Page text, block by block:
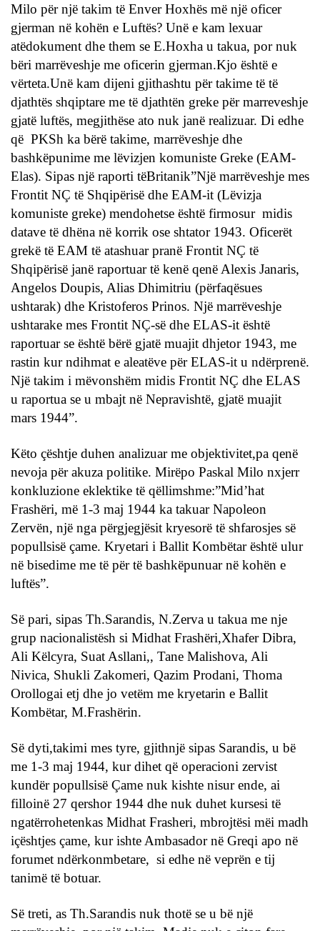
Milo për një takim të Enver Hoxhës më një oficer
gjerman në kohën e Luftës? Unë e kam lexuar
atëdokument dhe them se E.Hoxha u takua, por nuk
bëri marrëveshje me oficerin gjerman.Kjo është e
vërteta.Unë kam dijeni gjithashtu për takime të të
djathtës shqiptare me të djathtën greke për marreveshje
gjatë luftës, megjithëse ato nuk janë realizuar. Di edhe
që PKSh ka bërë takime, marrëveshje dhe
bashkëpunime me lëvizjen komuniste Greke (EAM-
Elas). Sipas një raporti tëBritanik”Një marrëveshje mes
Frontit NÇ të Shqipërisë dhe EAM-it (Lëvizja
komuniste greke) mendohetse është firmosur midis
datave të dhëna në korrik ose shtator 1943. Oficerët
grekë të EAM të atashuar pranë Frontit NÇ të
Shqipërisë janë raportuar të kenë qenë Alexis Janaris,
Angelos Doupis, Alias Dhimitriu (përfaqësues
ushtarak) dhe Kristoferos Prinos. Një marrëveshje
ushtarake mes Frontit NÇ-së dhe ELAS-it është
raportuar se është bërë gjatë muajit dhjetor 1943, me
rastin kur ndihmat e aleatëve për ELAS-it u ndërprenë.
Një takim i mëvonshëm midis Frontit NÇ dhe ELAS
u raportua se u mbajt në Nepravishtë, gjatë muajit
mars 1944”.
Këto çështje duhen analizuar me objektivitet,pa qenë
nevoja për akuza politike. Mirëpo Paskal Milo nxjerr
konkluzione eklektike të qëllimshme:”Mid’hat
Frashëri, më 1-3 maj 1944 ka takuar Napoleon
Zervën, një nga përgjegjësit kryesorë të shfarosjes së
popullsisë çame. Kryetari i Ballit Kombëtar është ulur
në bisedime me të për të bashkëpunuar në kohën e
luftës”.
Së pari, sipas Th.Sarandis, N.Zerva u takua me nje
grup nacionalistësh si Midhat Frashëri,Xhafer Dibra,
Ali Këlcyra, Suat Asllani,, Tane Malishova, Ali
Nivica, Shukli Zakomeri, Qazim Prodani, Thoma
Orollogai etj dhe jo vetëm me kryetarin e Ballit
Kombëtar, M.Frashërin.
Së dyti,takimi mes tyre, gjithnjë sipas Sarandis, u bë
me 1-3 maj 1944, kur dihet që operacioni zervist
kundër popullsisë Çame nuk kishte nisur ende, ai
filloinë 27 qershor 1944 dhe nuk duhet kursesi të
ngatërrohetenkas Midhat Frasheri, mbrojtësi mëi madh
içështjes çame, kur ishte Ambasador në Greqi apo në
forumet ndërkonmbetare, si edhe në veprën e tij
tanimë të botuar.
Së treti, as Th.Sarandis nuk thotë se u bë një